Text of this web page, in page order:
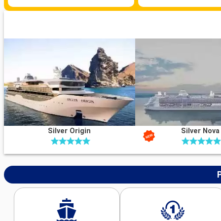
Il porto :
nell'atmosfera mediterranea e storica della città.
Tolone è una città mediterranea ricca di tradizione e patrimonio
centro storico, con il vivace mercato provenzale e gli
un'esperienza autentica. Il Mont Faron, raggiungibile in funivia,
maestoso il porto. Gli appassionati di storia militare
navale e il Musée National de la Marine. Il Musée d'Art offre
moderna e contemporanea.
Cosa visitare nei dintorni
Nei dintorni di Tolone, la Provenza rivela i suoi tesori. Le isole di
vino di Bandol è un must per gli amanti del rosé. Il Massiccio
sue scogliere rosse, offre una vista spettacolare sul Mar
Monaco Monte-Carlo
Arrivo
07:00
Silver Origin Silver Nova